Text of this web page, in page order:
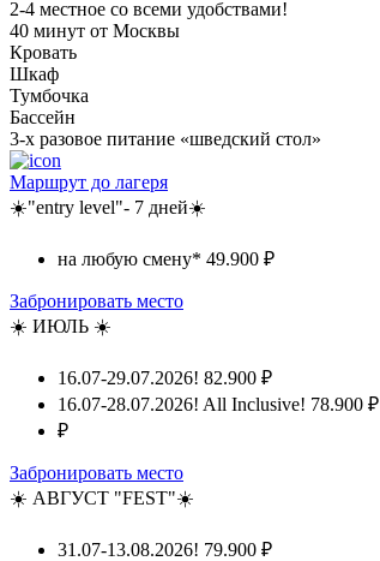
2-4 местное со всеми удобствами!
40 минут от Москвы
Кровать
Шкаф
Тумбочка
Бассейн
3-х разовое питание «шведский стол»
Маршрут до лагеря
☀️"entry level"- 7 дней☀️
на любую смену* 49.900 ₽
Забронировать место
☀️ ИЮЛЬ ☀️
16.07-29.07.2026! 82.900 ₽
16.07-28.07.2026! All Inclusive! 78.900 ₽
₽
Забронировать место
☀️ АВГУСТ "FEST"☀️
31.07-13.08.2026! 79.900 ₽